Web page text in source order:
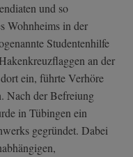
und so
Wohnheims in der
Studentenhilfe
an der
ein, führte Verhöre
Nach der Befreiung
in Tübingen ein
gegründet. Dabei